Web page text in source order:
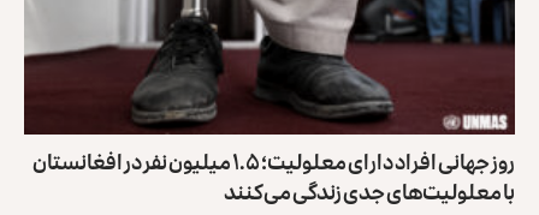
روز جهانی افراد دارای معلولیت؛ ۱.۵ میلیون نفر در افغانستان
با ‏معلولیت‌های جدی زندگی می‌کنند